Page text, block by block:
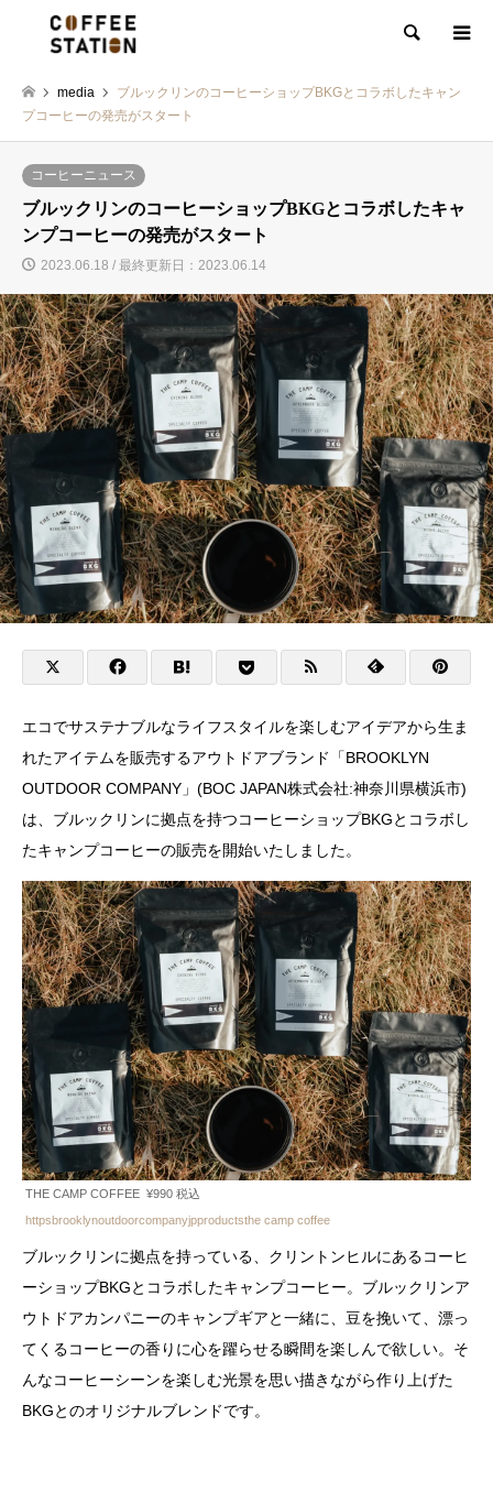
検索
media
ブルックリンのコーヒーショップBKGとコラボしたキャン
プコーヒーの発売がスタート
コーヒーニュース
ブルックリンのコーヒーショップBKGとコラボしたキャ
ンプコーヒーの発売がスタート
2023.06.18 / 最終更新日：2023.06.14
エコでサステナブルなライフスタイルを楽しむアイデアから生ま
れたアイテムを販売するアウトドアブランド「BROOKLYN
OUTDOOR COMPANY」(BOC JAPAN株式会社:神奈川県横浜市)
は、ブルックリンに拠点を持つコーヒーショップBKGとコラボし
たキャンプコーヒーの販売を開始いたしました。
THE CAMP COFFEE ¥990 税込
httpsbrooklynoutdoorcompanyjpproductsthe camp coffee
ブルックリンに拠点を持っている、クリントンヒルにあるコーヒ
ーショップBKGとコラボしたキャンプコーヒー。ブルックリンア
ウトドアカンパニーのキャンプギアと一緒に、豆を挽いて、漂っ
てくるコーヒーの香りに心を躍らせる瞬間を楽しんで欲しい。そ
んなコーヒーシーンを楽しむ光景を思い描きながら作り上げた
BKGとのオリジナルブレンドです。